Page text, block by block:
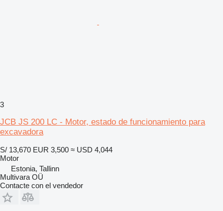
3
JCB JS 200 LC - Motor, estado de funcionamiento para
excavadora
S/ 13,670 EUR 3,500 ≈ USD 4,044
Motor
Estonia, Tallinn
Multivara OÜ
Contacte con el vendedor